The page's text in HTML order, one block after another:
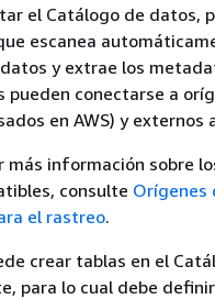
el Catálogo de datos,
escanea
y extrae los
pueden conectarse a
en AWS) y externos
más información sobre
consulte Orígenes
el rastreo.
crear tablas en el
para lo cual debe